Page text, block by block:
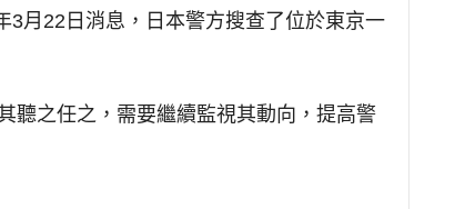
3月22日消息，日本警方搜查了位於東京一
聽之任之，需要繼續監視其動向，提高警